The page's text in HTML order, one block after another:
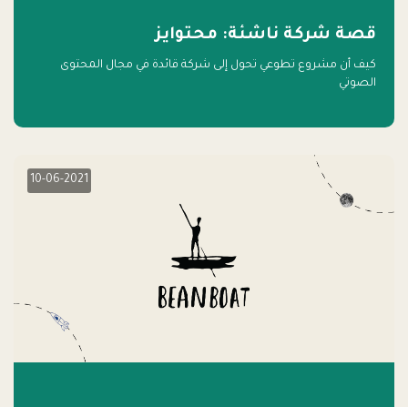
قصة شركة ناشئة: محتوايز
كيف أن مشروع تطوعي تحول إلى شركة قائدة في مجال المحتوى
الصوتي
10-06-2021